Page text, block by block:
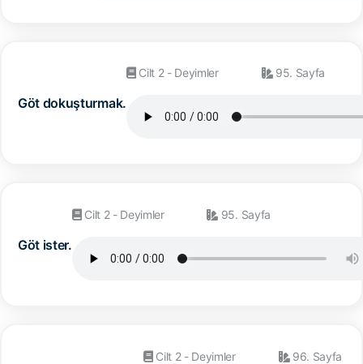
Göt dokuşturmak.
Cilt 2 - Deyimler 95. Sayfa
Göt ister.
Cilt 2 - Deyimler 95. Sayfa
Cilt 2 - Deyimler 96. Sayfa